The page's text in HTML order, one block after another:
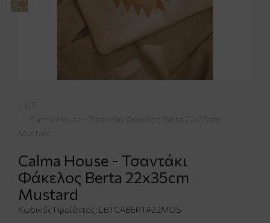
L.B.T.
Calma House - Τσαντάκι Φάκελος Berta 22x35cm
Mustard
Calma House - Τσαντάκι
Φάκελος Berta 22x35cm
Mustard
Κωδικός Προϊόντος: LBTCABERTA22MOS